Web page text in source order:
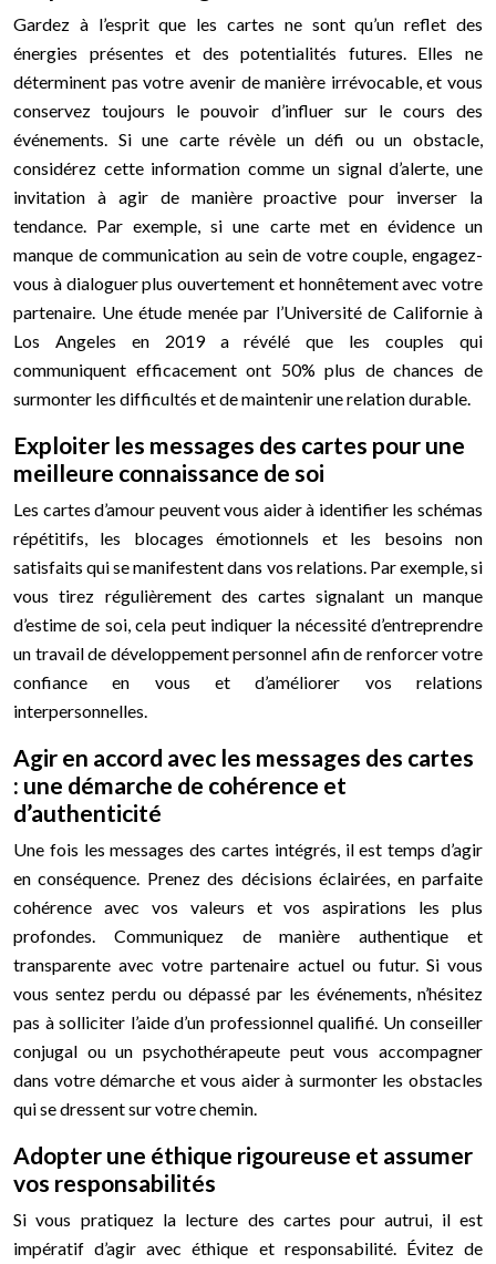
Gardez à l’esprit que les cartes ne sont qu’un reflet des
énergies présentes et des potentialités futures. Elles ne
déterminent pas votre avenir de manière irrévocable, et vous
conservez toujours le pouvoir d’influer sur le cours des
événements. Si une carte révèle un défi ou un obstacle,
considérez cette information comme un signal d’alerte, une
invitation à agir de manière proactive pour inverser la
tendance. Par exemple, si une carte met en évidence un
manque de communication au sein de votre couple, engagez-
vous à dialoguer plus ouvertement et honnêtement avec votre
partenaire. Une étude menée par l’Université de Californie à
Los Angeles en 2019 a révélé que les couples qui
communiquent efficacement ont 50% plus de chances de
surmonter les difficultés et de maintenir une relation durable.
Exploiter les messages des cartes pour une
meilleure connaissance de soi
Les cartes d’amour peuvent vous aider à identifier les schémas
répétitifs, les blocages émotionnels et les besoins non
satisfaits qui se manifestent dans vos relations. Par exemple, si
vous tirez régulièrement des cartes signalant un manque
d’estime de soi, cela peut indiquer la nécessité d’entreprendre
un travail de développement personnel afin de renforcer votre
confiance en vous et d’améliorer vos relations
interpersonnelles.
Agir en accord avec les messages des cartes
: une démarche de cohérence et
d’authenticité
Une fois les messages des cartes intégrés, il est temps d’agir
en conséquence. Prenez des décisions éclairées, en parfaite
cohérence avec vos valeurs et vos aspirations les plus
profondes. Communiquez de manière authentique et
transparente avec votre partenaire actuel ou futur. Si vous
vous sentez perdu ou dépassé par les événements, n’hésitez
pas à solliciter l’aide d’un professionnel qualifié. Un conseiller
conjugal ou un psychothérapeute peut vous accompagner
dans votre démarche et vous aider à surmonter les obstacles
qui se dressent sur votre chemin.
Adopter une éthique rigoureuse et assumer
vos responsabilités
Si vous pratiquez la lecture des cartes pour autrui, il est
impératif d’agir avec éthique et responsabilité. Évitez de